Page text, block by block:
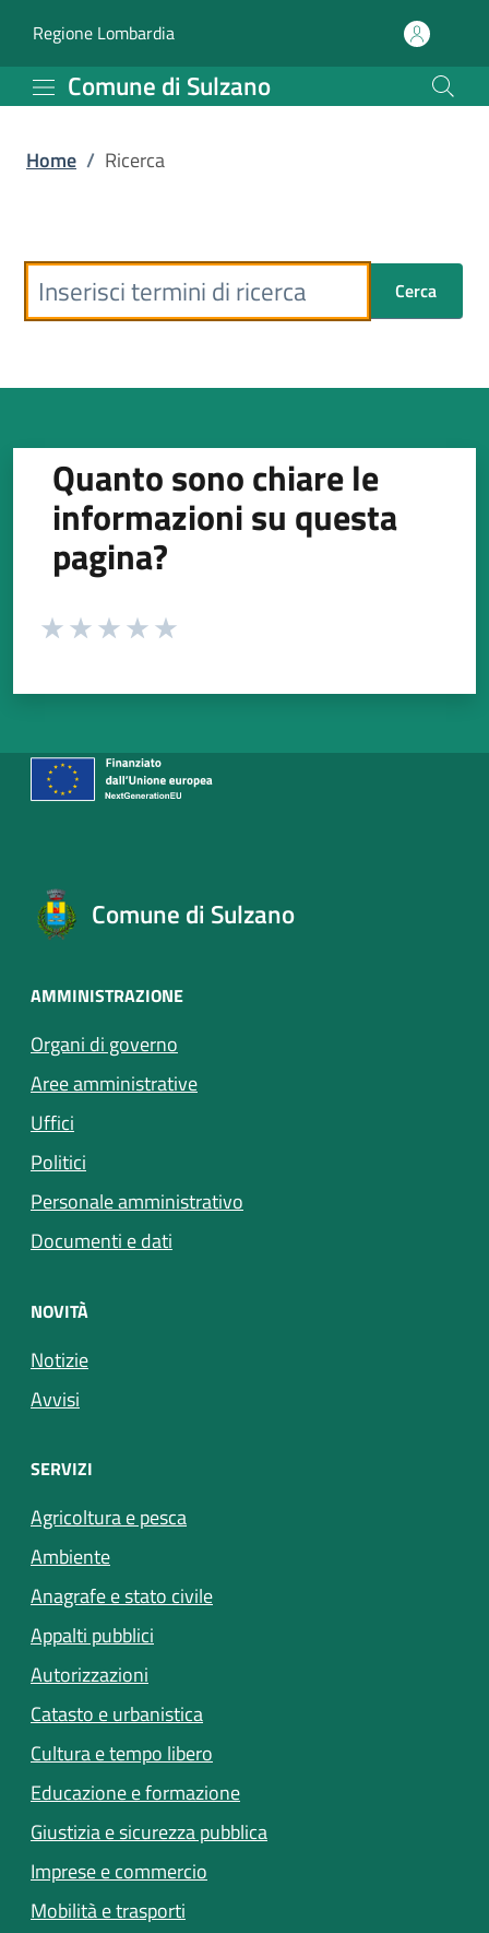
Ricerca | Comune di
Regione Lombardia(apre in un'altra scheda).
Comune di Sulzano
Home / Ricerca
Form per cercare elementi
Ricerca Cerca
Quanto sono chiare le
informazioni su questa
pagina?
Valuta da 1 a 5 stelle la pagina
Comune di Sulzano
AMMINISTRAZIONE
Organi di governo
Aree amministrative
Uffici
Politici
Personale amministrativo
Documenti e dati
NOVITÀ
Notizie
Avvisi
SERVIZI
Agricoltura e pesca
Ambiente
Anagrafe e stato civile
Appalti pubblici
Autorizzazioni
Catasto e urbanistica
Cultura e tempo libero
Educazione e formazione
Giustizia e sicurezza pubblica
Imprese e commercio
Mobilità e trasporti